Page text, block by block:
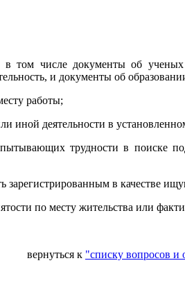
том числе документы об
и документы об
работы;
деятельности в
трудности в поиске
в качестве
по месту жительства или
вернуться к "списку вопросов и